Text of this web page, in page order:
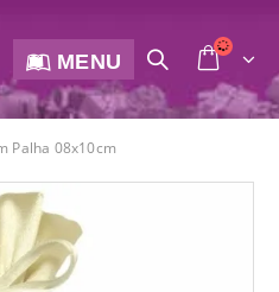
MENU
Palha 08x10cm